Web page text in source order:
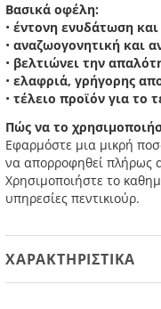
Βασικά οφέλη:
• έντονη ενυδάτωση
• αναζωογονητική και
• βελτιώνει την
• ελαφριά, γρήγορης
• τέλειο προϊόν για το
Πώς να το
Εφαρμόστε μια μικρή
να απορροφηθεί πλήρως
Χρησιμοποιήστε το
υπηρεσίες πεντικιούρ.
ΧΑΡΑΚΤΗΡΙΣΤΙΚΆ